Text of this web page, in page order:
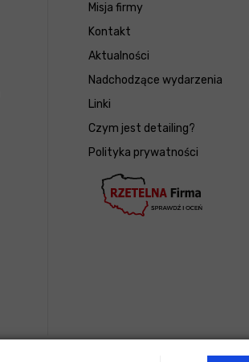
Misja firmy
Kontakt
Aktualności
Nadchodzące wydarzenia
Linki
Czym jest detailing?
Polityka prywatności